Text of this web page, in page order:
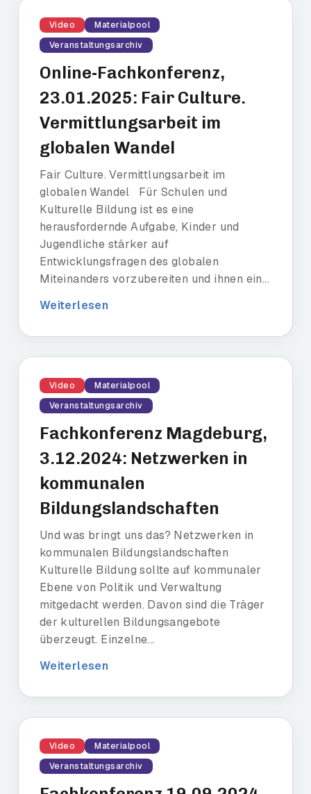
Video
Materialpool
Veranstaltungsarchiv
Online-Fachkonferenz,
23.01.2025: Fair Culture.
Vermittlungsarbeit im
globalen Wandel
Fair Culture. Vermittlungsarbeit im
globalen Wandel Für Schulen und
Kulturelle Bildung ist es eine
herausfordernde Aufgabe, Kinder und
Jugendliche stärker auf
Entwicklungsfragen des globalen
Miteinanders vorzubereiten und ihnen ein...
Weiterlesen
Video
Materialpool
Veranstaltungsarchiv
Fachkonferenz Magdeburg,
3.12.2024: Netzwerken in
kommunalen
Bildungslandschaften
Und was bringt uns das? Netzwerken in
kommunalen Bildungslandschaften
Kulturelle Bildung sollte auf kommunaler
Ebene von Politik und Verwaltung
mitgedacht werden. Davon sind die Träger
der kulturellen Bildungsangebote
überzeugt. Einzelne...
Weiterlesen
Video
Materialpool
Veranstaltungsarchiv